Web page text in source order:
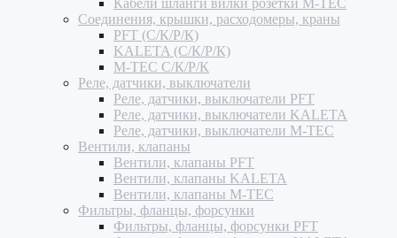
Соединения, крышки, расходомеры, краны
PFT (С/К/Р/К)
KALETA (С/К/Р/К)
M-TEC С/К/Р/К
Реле, датчики, выключатели
Реле, датчики, выключатели PFT
Реле, датчики, выключатели KALETA
Реле, датчики, выключатели M-TEC
Вентили, клапаны
Вентили, клапаны PFT
Вентили, клапаны KALETA
Вентили, клапаны M-TEC
Фильтры, фланцы, форсунки
Фильтры, фланцы, форсунки PFT